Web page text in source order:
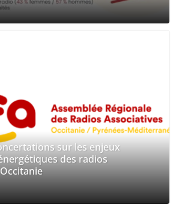
sur les enjeux
des radios